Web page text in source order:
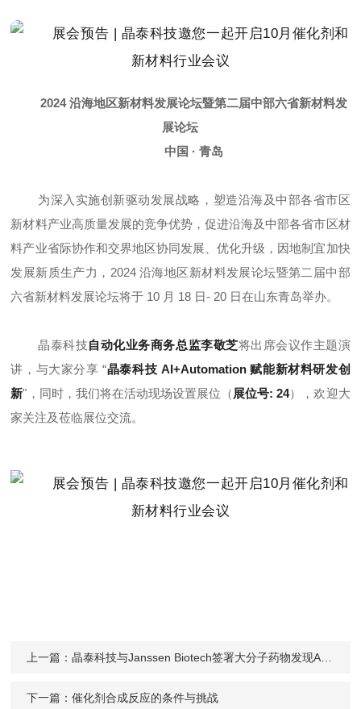
2024 沿海地区新材料发展论坛暨第二届中部六省新材料发
展论坛
中国 · 青岛
为深入实施创新驱动发展战略，塑造沿海及中部各省市区
新材料产业高质量发展的竞争优势，促进沿海及中部各省市区材
料产业省际协作和交界地区协同发展、优化升级，因地制宜加快
发展新质生产力，2024 沿海地区新材料发展论坛暨第二届中部
六省新材料发展论坛将于 10 月 18 日- 20 日在山东青岛举办。
晶泰科技自动化业务商务总监李敬芝将出席会议作主题演
讲，与大家分享 “晶泰科技 AI+Automation 赋能新材料研发创
新"，同时，我们将在活动现场设置展位（ 展位号: 24），欢迎大
家关注及莅临展位交流。
上一篇：晶泰科技与Janssen Biotech签署大分子药物发现AI平台授权协议
下一篇：催化剂合成反应的条件与挑战